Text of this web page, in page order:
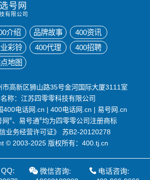
号网
有限公司
介绍 品牌故事
400资讯
彩铃 400代理
400招聘
地图
市高新区狮山路35号金河国际大厦3111室
称：江苏四零零科技有限公司
400电话网.cn | 400电话网.cn | 易号网.cn
网®、易号通®均为四零零公司注册商标
业务经营许可证》
苏B2-20120278
© 2003-2025 版权所有：400.tj.cn
QQ:
微信咨询:
电话咨询: